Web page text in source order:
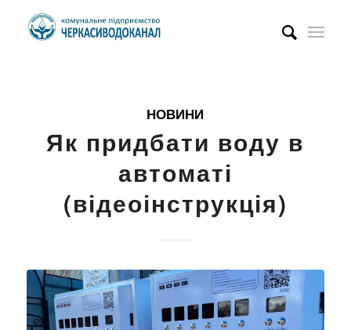
НОВИНИ
Як придбати воду в
автоматі
(відеоінструкція)